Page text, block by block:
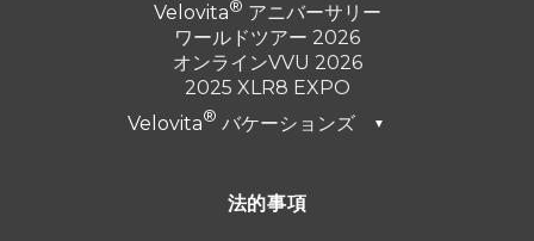
Velovita
アニバーサリー
ワールドツアー 2026
オンラインVVU 2026
2025 XLR8 EXPO
Velovita
バケーションズ ▼
トルコ 2025
法的事項